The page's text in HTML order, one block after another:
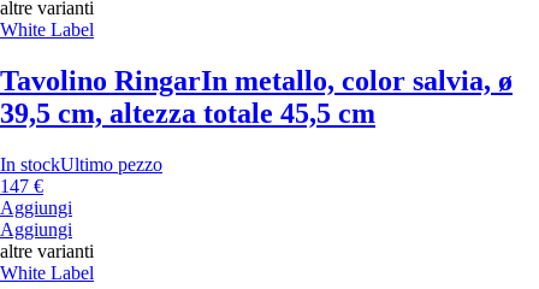
altre varianti
White Label
Tavolino RingarIn metallo, color salvia, ø
39,5 cm, altezza totale 45,5 cm
In stockUltimo pezzo
147 €
Aggiungi
Aggiungi
altre varianti
White Label